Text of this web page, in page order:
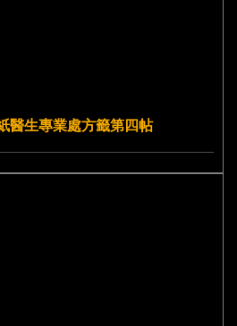
醫生專業處方籤第四帖